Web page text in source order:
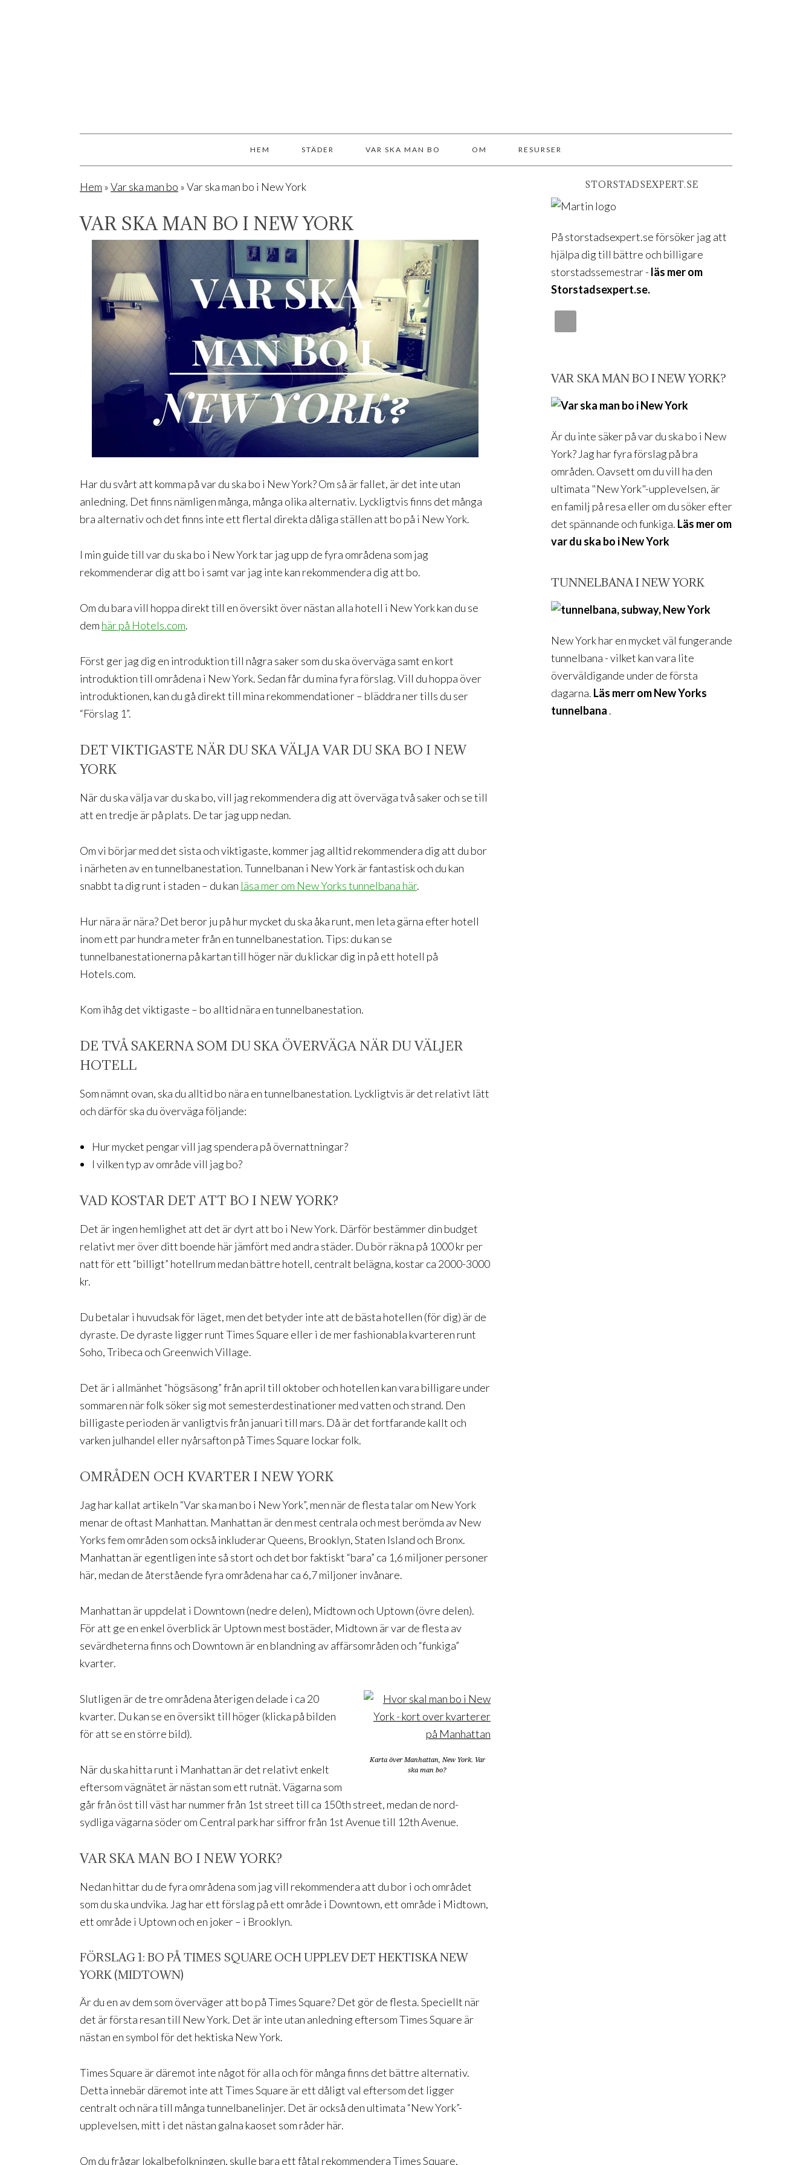
HEM STÄDER VAR SKA MAN BO OM RESURSER
Hem »Var ska man bo »Var ska man bo i New York
VAR SKA MAN BO I NEW YORK
Har du svårt att komma på var du ska bo i New York? Om så är fallet, är det inte utan
anledning. Det finns nämligen många, många olika alternativ. Lyckligtvis finns det många
bra alternativ och det finns inte ett flertal direkta dåliga ställen att bo på i New York.
I min guide till var du ska bo i New York tar jag upp de fyra områdena som jag
rekommenderar dig att bo i samt var jag inte kan rekommendera dig att bo.
Om du bara vill hoppa direkt till en översikt över nästan alla hotell i New York kan du se
dem här på Hotels.com.
Först ger jag dig en introduktion till några saker som du ska överväga samt en kort
introduktion till områdena i New York. Sedan får du mina fyra förslag. Vill du hoppa över
introduktionen, kan du gå direkt till mina rekommendationer – bläddra ner tills du ser
“Förslag 1”.
DET VIKTIGASTE NÄR DU SKA VÄLJA VAR DU SKA BO I NEW
YORK
När du ska välja var du ska bo, vill jag rekommendera dig att överväga två saker och se till
att en tredje är på plats. De tar jag upp nedan.
Om vi börjar med det sista och viktigaste, kommer jag alltid rekommendera dig att du bor
i närheten av en tunnelbanestation. Tunnelbanan i New York är fantastisk och du kan
snabbt ta dig runt i staden – du kan läsa mer om New Yorks tunnelbana här.
Hur nära är nära? Det beror ju på hur mycket du ska åka runt, men leta gärna efter hotell
inom ett par hundra meter från en tunnelbanestation. Tips: du kan se
tunnelbanestationerna på kartan till höger när du klickar dig in på ett hotell på
Hotels.com.
Kom ihåg det viktigaste – bo alltid nära en tunnelbanestation.
DE TVÅ SAKERNA SOM DU SKA ÖVERVÄGA NÄR DU VÄLJER
HOTELL
Som nämnt ovan, ska du alltid bo nära en tunnelbanestation. Lyckligtvis är det relativt lätt
och därför ska du överväga följande:
Hur mycket pengar vill jag spendera på övernattningar?
I vilken typ av område vill jag bo?
VAD KOSTAR DET ATT BO I NEW YORK?
Det är ingen hemlighet att det är dyrt att bo i New York. Därför bestämmer din budget
relativt mer över ditt boende här jämfört med andra städer. Du bör räkna på 1000 kr per
natt för ett “billigt” hotellrum medan bättre hotell, centralt belägna, kostar ca 2000-3000
kr.
Du betalar i huvudsak för läget, men det betyder inte att de bästa hotellen (för dig) är de
dyraste. De dyraste ligger runt Times Square eller i de mer fashionabla kvarteren runt
Soho, Tribeca och Greenwich Village.
Det är i allmänhet “högsäsong” från april till oktober och hotellen kan vara billigare under
sommaren när folk söker sig mot semesterdestinationer med vatten och strand. Den
billigaste perioden är vanligtvis från januari till mars. Då är det fortfarande kallt och
varken julhandel eller nyårsafton på Times Square lockar folk.
OMRÅDEN OCH KVARTER I NEW YORK
Jag har kallat artikeln “Var ska man bo i New York”, men när de flesta talar om New York
menar de oftast Manhattan. Manhattan är den mest centrala och mest berömda av New
Yorks fem områden som också inkluderar Queens, Brooklyn, Staten Island och Bronx.
Manhattan är egentligen inte så stort och det bor faktiskt “bara” ca 1,6 miljoner personer
här, medan de återstående fyra områdena har ca 6,7 miljoner invånare.
Manhattan är uppdelat i Downtown (nedre delen), Midtown och Uptown (övre delen).
För att ge en enkel överblick är Uptown mest bostäder, Midtown är var de flesta av
sevärdheterna finns och Downtown är en blandning av affärsområden och “funkiga”
kvarter.
Karta över Manhattan, New York. Var
ska man bo?
Slutligen är de tre områdena återigen delade i ca 20
kvarter. Du kan se en översikt till höger (klicka på bilden
för att se en större bild).
När du ska hitta runt i Manhattan är det relativt enkelt
eftersom vägnätet är nästan som ett rutnät. Vägarna som
går från öst till väst har nummer från 1st street till ca 150th street, medan de nord-
sydliga vägarna söder om Central park har siffror från 1st Avenue till 12th Avenue.
VAR SKA MAN BO I NEW YORK?
Nedan hittar du de fyra områdena som jag vill rekommendera att du bor i och området
som du ska undvika. Jag har ett förslag på ett område i Downtown, ett område i Midtown,
ett område i Uptown och en joker – i Brooklyn.
FÖRSLAG 1: BO PÅ TIMES SQUARE OCH UPPLEV DET HEKTISKA NEW
YORK (MIDTOWN)
Är du en av dem som överväger att bo på Times Square? Det gör de flesta. Speciellt när
det är första resan till New York. Det är inte utan anledning eftersom Times Square är
nästan en symbol för det hektiska New York.
Times Square är däremot inte något för alla och för många finns det bättre alternativ.
Detta innebär däremot inte att Times Square är ett dåligt val eftersom det ligger
centralt och nära till många tunnelbanelinjer. Det är också den ultimata “New York”-
upplevelsen, mitt i det nästan galna kaoset som råder här.
Om du frågar lokalbefolkningen, skulle bara ett fåtal rekommendera Times Square,
STORSTADSEXPERT.SE
På storstadsexpert.se försöker jag att
hjälpa dig till bättre och billigare
storstadssemestrar - läs mer om
Storstadsexpert.se.
VAR SKA MAN BO I NEW YORK?
Är du inte säker på var du ska bo i New
York? Jag har fyra förslag på bra
områden. Oavsett om du vill ha den
ultimata "New York"-upplevelsen, är
en familj på resa eller om du söker efter
det spännande och funkiga. Läs mer om
var du ska bo i New York
TUNNELBANA I NEW YORK
New York har en mycket väl fungerande
tunnelbana - vilket kan vara lite
överväldigande under de första
dagarna. Läs merr om New Yorks
tunnelbana .